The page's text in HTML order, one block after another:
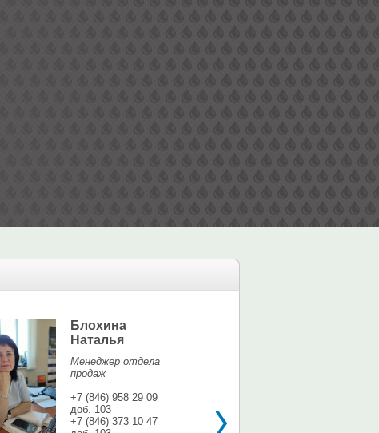
Блохина
Наталья
Менеджер отдела
продаж
+7 (846) 958 29 09
доб. 103
+7 (846) 373 10 47